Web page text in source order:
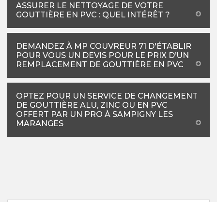
ASSURER LE NETTOYAGE DE VOTRE
GOUTTIÈRE EN PVC : QUEL INTÉRÊT ?
DEMANDEZ À MP COUVREUR 71 D'ÉTABLIR
POUR VOUS UN DEVIS POUR LE PRIX D’UN
REMPLACEMENT DE GOUTTIÈRE EN PVC
OPTEZ POUR UN SERVICE DE CHANGEMENT
DE GOUTTIÈRE ALU, ZINC OU EN PVC
OFFERT PAR UN PRO À SAMPIGNY LES
MARANGES